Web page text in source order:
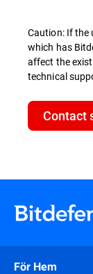
Caution: If the
which has
affect the
technical
Contact
För Hem